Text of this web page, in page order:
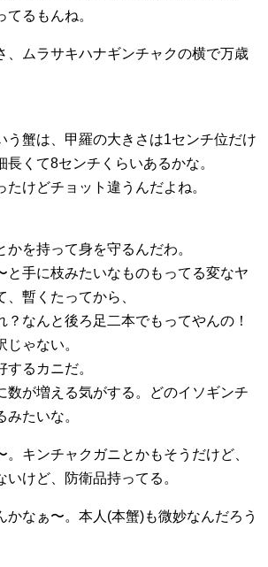
てるもんね。
、ムラサキハナギンチャクの横で万歳
う蟹は、甲羅の大きさは1センチ位だけ
長くて8センチくらいあるかな。
たけどチョット違うんだよね。
かを持って身を守るんだわ。
と手に枝みたいなものもってる変なヤ
暫くたってから、
？なんと後ろ足二本でもってやんの！
ゃない。
るカニだ。
数が増える気がする。どのイソギンチ
たいな。
。キンチャクガニとかもそうだけど、
けど、防衛品持ってる。
かなぁ〜。本人(本蟹)も微妙なんだろう